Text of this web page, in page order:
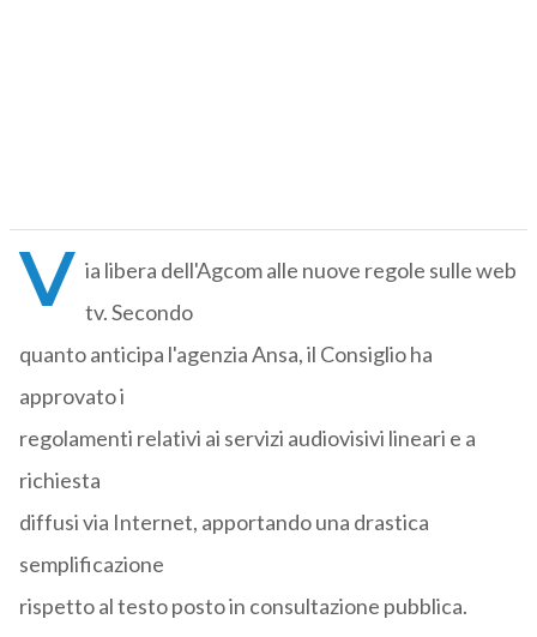
V ia libera dell'Agcom alle nuove regole sulle web
tv. Secondo
quanto anticipa l'agenzia Ansa, il Consiglio ha
approvato i
regolamenti relativi ai servizi audiovisivi lineari e a
richiesta
diffusi via Internet, apportando una drastica
semplificazione
rispetto al testo posto in consultazione pubblica.